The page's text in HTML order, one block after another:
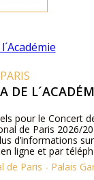
DE
pour le Concert
de Paris 2026/
d’informations
ligne et par
de Paris - Palais